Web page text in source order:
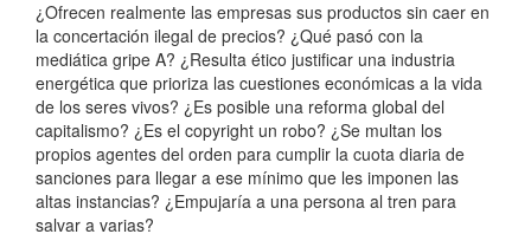
¿Ofrecen realmente las empresas sus productos sin caer en
la concertación ilegal de precios? ¿Qué pasó con la
mediática gripe A? ¿Resulta ético justificar una industria
energética que prioriza las cuestiones económicas a la vida
de los seres vivos? ¿Es posible una reforma global del
capitalismo? ¿Es el copyright un robo? ¿Se multan los
propios agentes del orden para cumplir la cuota diaria de
sanciones para llegar a ese mínimo que les imponen las
altas instancias? ¿Empujaría a una persona al tren para
salvar a varias?